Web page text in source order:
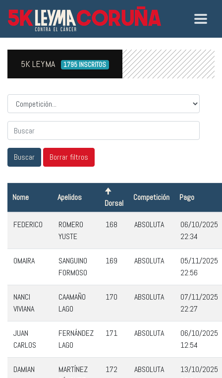
5K LEYMA 1795 INSCRITOS
Competicion
Nome Apelidos
Dorsal
Competición Pago
FEDERICO
ROMERO
YUSTE
168 ABSOLUTA
06/10/2025
22:34
OMAIRA
SANGUINO
FORMOSO
169 ABSOLUTA
05/11/2025
22:56
NANCI
VIVIANA
CAAMAÑO
LAGO
170 ABSOLUTA
07/11/2025
22:27
JUAN
CARLOS
FERNÁNDEZ
LAGO
171 ABSOLUTA
06/10/2025
12:54
DAMIAN
MARTÍNEZ
172 ABSOLUTA
13/10/2025